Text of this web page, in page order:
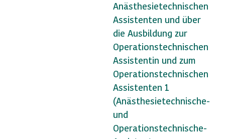
Anästhesietechnischen
Assistenten und über
die Ausbildung zur
Operationstechnischen
Assistentin und zum
Operationstechnischen
Assistenten 1
(Anästhesietechnische-
und
Operationstechnische-